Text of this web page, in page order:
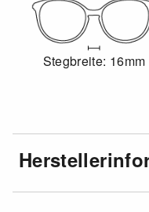
Stegbreite: 16mm